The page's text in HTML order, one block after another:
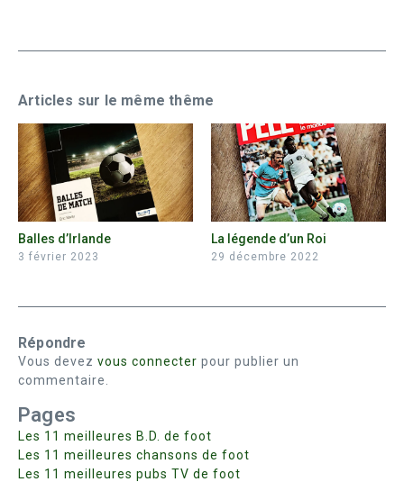
Articles sur le même thême
Balles d’Irlande
3 février 2023
La légende d’un Roi
29 décembre 2022
Répondre
Vous devez vous connecter pour publier un
commentaire.
Pages
Les 11 meilleures B.D. de foot
Les 11 meilleures chansons de foot
Les 11 meilleures pubs TV de foot